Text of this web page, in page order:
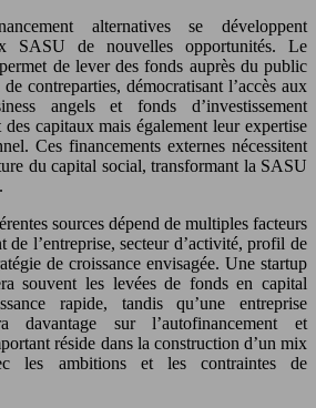
alternatives se développent
SASU de nouvelles opportunités. Le
de lever des fonds auprès du public
contreparties, démocratisant l’accès aux
angels et fonds d’investissement
capitaux mais également leur expertise
Ces financements externes nécessitent
du capital social, transformant la SASU
sources dépend de multiples facteurs
de l’entreprise, secteur d’activité, profil de
de croissance envisagée. Une startup
souvent les levées de fonds en capital
rapide, tandis qu’une entreprise
davantage sur l’autofinancement et
réside dans la construction d’un mix
les ambitions et les contraintes de